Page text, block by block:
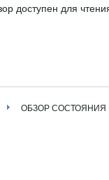
доступен для
ОБЗОР СОСТОЯНИЯ